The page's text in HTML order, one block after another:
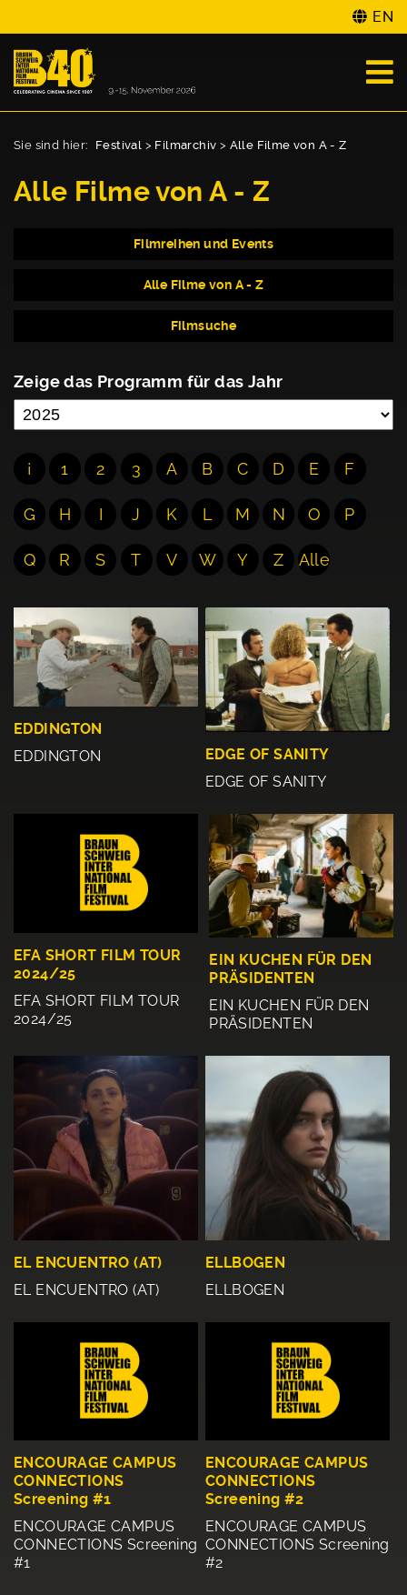
EN
Sie sind hier: Festival > Filmarchiv > Alle Filme von A - Z
Alle Filme von A - Z
Filmreihen und Events
Alle Filme von A - Z
Filmsuche
Zeige das Programm für das Jahr
¡ 1 2 3 A B C D E F
G H I J K L M N O P
Q R S T V W Y Z Alle
EDDINGTON
EDDINGTON
EDGE OF SANITY
EDGE OF SANITY
EFA SHORT FILM TOUR
2024/25
EFA SHORT FILM TOUR
2024/25
EIN KUCHEN FÜR DEN
PRÄSIDENTEN
EIN KUCHEN FÜR DEN
PRÄSIDENTEN
EL ENCUENTRO (AT)
EL ENCUENTRO (AT)
ELLBOGEN
ELLBOGEN
ENCOURAGE CAMPUS
CONNECTIONS
Screening #1
ENCOURAGE CAMPUS
CONNECTIONS Screening
#1
ENCOURAGE CAMPUS
CONNECTIONS
Screening #2
ENCOURAGE CAMPUS
CONNECTIONS Screening
#2